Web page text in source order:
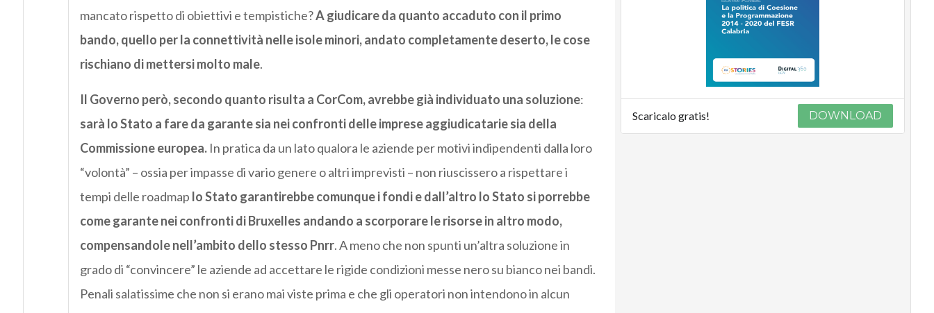
mancato rispetto di obiettivi e tempistiche?A giudicare da quanto accaduto con il primo
bando, quello per la connettività nelle isole minori, andato completamente deserto, le cose
rischiano di mettersi molto male.
Il Governo però, secondo quanto risulta a CorCom, avrebbe già individuato una soluzione:
sarà lo Stato a fare da garante sia nei confronti delle imprese aggiudicatarie sia della
Commissione europea.In pratica da un lato qualora le aziende per motivi indipendenti dalla loro
“volontà” – ossia per impasse di vario genere o altri imprevisti – non riuscissero a rispettare i
tempi delle roadmap lo Stato garantirebbe comunque i fondi e dall’altro lo Stato si porrebbe
come garante nei confronti di Bruxelles andando a scorporare le risorse in altro modo,
compensandole nell’ambito dello stesso Pnrr. A meno che non spunti un’altra soluzione in
grado di “convincere” le aziende ad accettare le rigide condizioni messe nero su bianco nei bandi.
Penali salatissime che non si erano mai viste prima e che gli operatori non intendono in alcun
Scaricalo gratis! DOWNLOAD